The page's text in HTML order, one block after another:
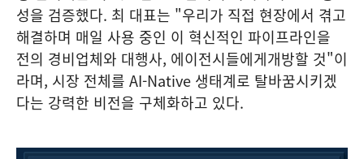
성을 검증했다. 최 대표는 "우리가 직접 현장에서 겪고
해결하며 매일 사용 중인 이 혁신적인 파이프라인을
전의 경비업체와 대행사, 에이전시들에게개방할 것"이
라며, 시장 전체를 AI-Native 생태계로 탈바꿈시키겠
다는 강력한 비전을 구체화하고 있다.